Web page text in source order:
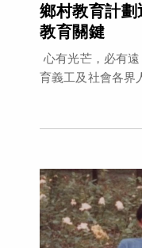
鄉村教育計
教育關鍵
心有光芒，必有
育義工及社會各界